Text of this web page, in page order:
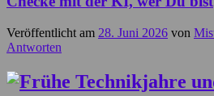
Veröffentlicht am 28. Juni 2026 von
Antworten